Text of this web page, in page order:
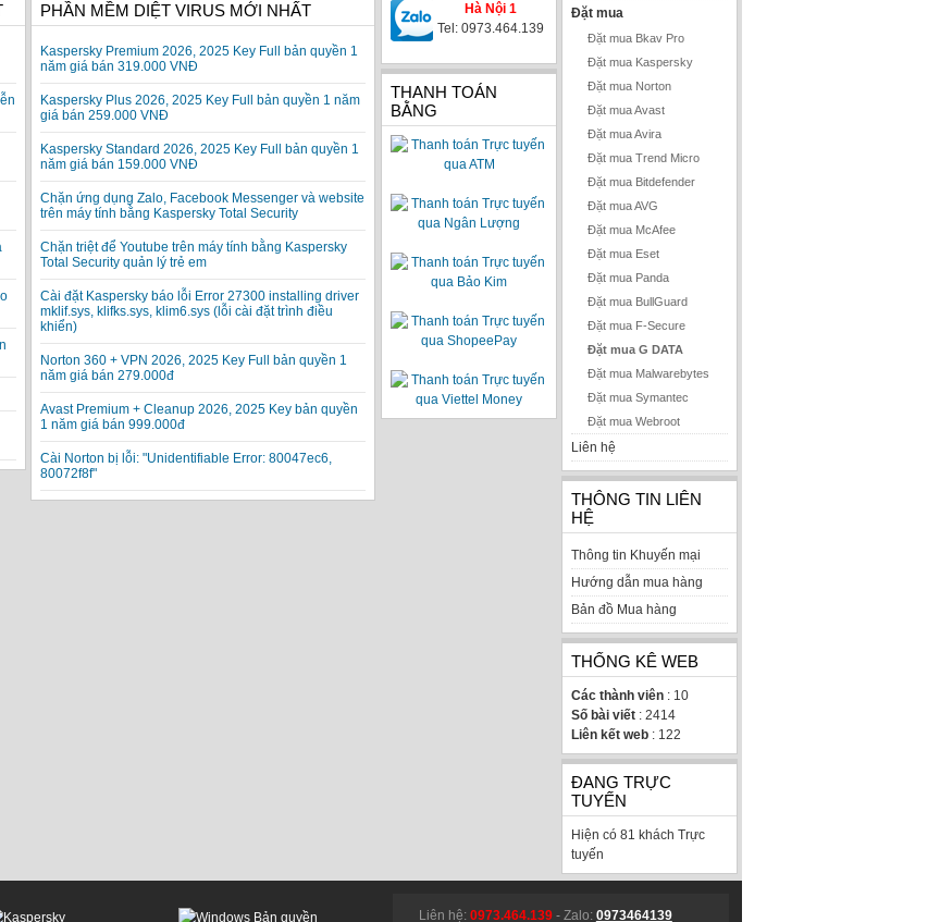
PHẦN MỀM DIỆT VIRUS MỚI NHẤT
Kaspersky Premium 2026, 2025 Key Full bản quyền 1
năm giá bán 319.000 VNĐ
Kaspersky Plus 2026, 2025 Key Full bản quyền 1 năm
giá bán 259.000 VNĐ
Kaspersky Standard 2026, 2025 Key Full bản quyền 1
năm giá bán 159.000 VNĐ
Chặn ứng dụng Zalo, Facebook Messenger và website
trên máy tính bằng Kaspersky Total Security
Chặn triệt để Youtube trên máy tính bằng Kaspersky
Total Security quản lý trẻ em
Cài đặt Kaspersky báo lỗi Error 27300 installing driver
mklif.sys, klifks.sys, klim6.sys (lỗi cài đặt trình điều
khiển)
Norton 360 + VPN 2026, 2025 Key Full bản quyền 1
năm giá bán 279.000đ
Avast Premium + Cleanup 2026, 2025 Key bản quyền
1 năm giá bán 999.000đ
Cài Norton bị lỗi: "Unidentifiable Error: 80047ec6,
80072f8f"
Hà Nội 1
Tel: 0973.464.139
THANH TOÁN
BẰNG
Đặt mua
Đặt mua Bkav Pro
Đặt mua Kaspersky
Đặt mua Norton
Đặt mua Avast
Đặt mua Avira
Đặt mua Trend Micro
Đặt mua Bitdefender
Đặt mua AVG
Đặt mua McAfee
Đặt mua Eset
Đặt mua Panda
Đặt mua BullGuard
Đặt mua F-Secure
Đặt mua G DATA
Đặt mua Malwarebytes
Đặt mua Symantec
Đặt mua Webroot
Liên hệ
THÔNG TIN LIÊN
HỆ
Thông tin Khuyến mại
Hướng dẫn mua hàng
Bản đồ Mua hàng
THỐNG KÊ WEB
Các thành viên : 10
Số bài viết : 2414
Liên kết web : 122
ĐANG TRỰC
TUYẾN
Hiện có 81 khách Trực
tuyến
Liên hệ: 0973.464.139- Zalo: 0973464139